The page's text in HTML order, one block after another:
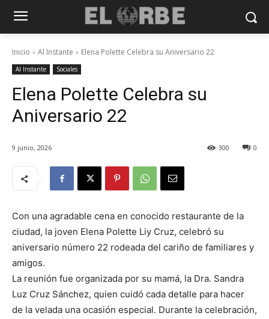
Inicio Al Instante Elena Polette Celebra su Aniversario 22
Al Instante Sociales
Elena Polette Celebra su
Aniversario 22
9 junio, 2026 0
300
Con una agradable cena en conocido restaurante de la
ciudad, la joven Elena Polette Liy Cruz, celebró su
aniversario número 22 rodeada del cariño de familiares y
amigos.
La reunión fue organizada por su mamá, la Dra. Sandra
Luz Cruz Sánchez, quien cuidó cada detalle para hacer
de la velada una ocasión especial. Durante la celebración,